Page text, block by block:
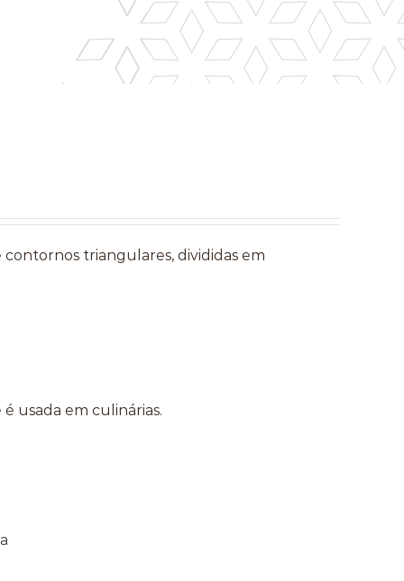
contornos triangulares, divididas em
usada em culinárias.